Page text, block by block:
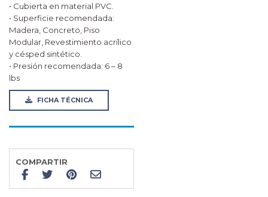
• Cubierta en material PVC.
• Superficie recomendada:
Madera, Concreto, Piso
Modular, Revestimiento acrílico
y césped sintético.
• Presión recomendada: 6 – 8
lbs
FICHA TÉCNICA
COMPARTIR